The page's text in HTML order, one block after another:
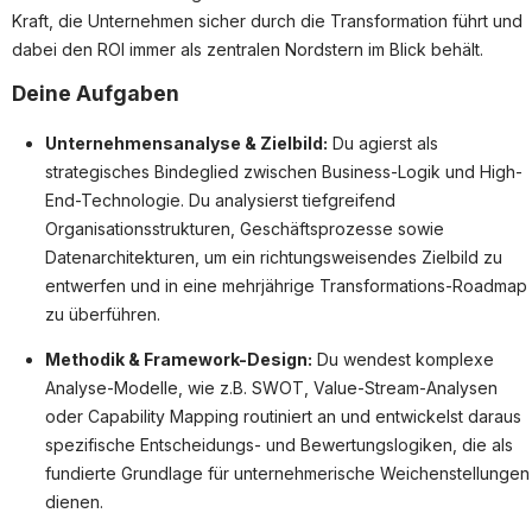
Kraft, die Unternehmen sicher durch die Transformation führt und
dabei den ROI immer als zentralen Nordstern im Blick behält.
Deine Aufgaben
Unternehmensanalyse & Zielbild: Du agierst als
strategisches Bindeglied zwischen Business-Logik und High-
End-Technologie. Du analysierst tiefgreifend
Organisationsstrukturen, Geschäftsprozesse sowie
Datenarchitekturen, um ein richtungsweisendes Zielbild zu
entwerfen und in eine mehrjährige Transformations-Roadmap
zu überführen.
Methodik & Framework-Design: Du wendest komplexe
Analyse-Modelle, wie z.B. SWOT, Value-Stream-Analysen
oder Capability Mapping routiniert an und entwickelst daraus
spezifische Entscheidungs- und Bewertungslogiken, die als
fundierte Grundlage für unternehmerische Weichenstellungen
dienen.
Systemstatus
Jobs
Jobkategorien
Berufsfelder
Für Unternehmen
Kandidaten finden
Inserat buchen
informatikjobs.at 2026ImpressumAGBDatenschutz
Cookie-Einstellungen